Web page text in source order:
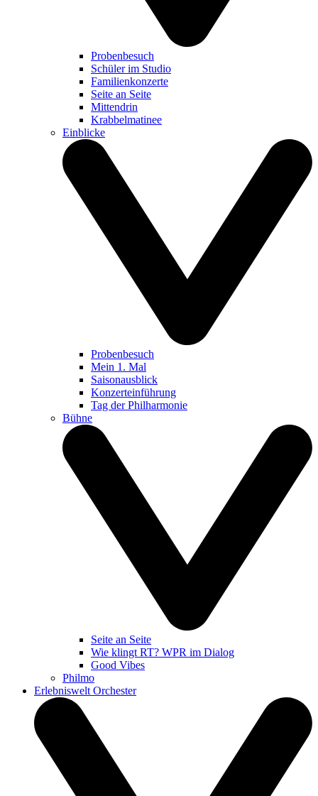
Probenbesuch
Schüler im Studio
Familienkonzerte
Seite an Seite
Mittendrin
Krabbelmatinee
Einblicke
Probenbesuch
Mein 1. Mal
Saisonausblick
Konzerteinführung
Tag der Philharmonie
Bühne
Seite an Seite
Wie klingt RT? WPR im Dialog
Good Vibes
Philmo
Erlebniswelt Orchester